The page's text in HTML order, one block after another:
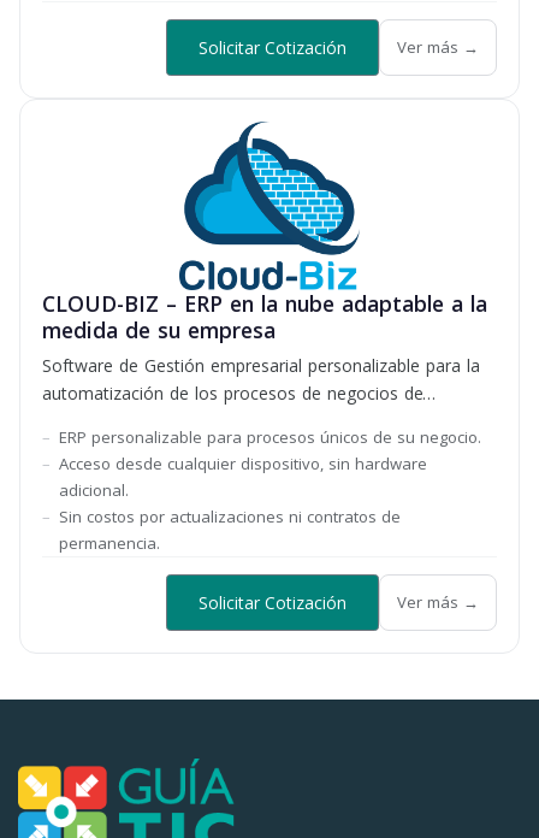
Solicitar Cotización Ver más →
CLOUD-BIZ – ERP en la nube adaptable a la
medida de su empresa
Software de Gestión empresarial personalizable para la
automatización de los procesos de negocios de
ERP personalizable para procesos únicos de su negocio.
Acceso desde cualquier dispositivo, sin hardware
adicional.
Sin costos por actualizaciones ni contratos de
permanencia.
Solicitar Cotización Ver más →